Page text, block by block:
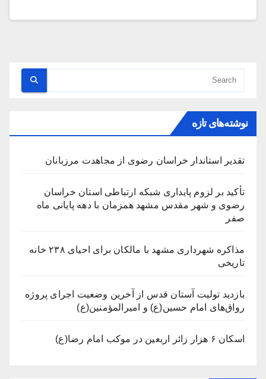
نوشته‌های تازه
تقدیر استاندار خراسان رضوی از مجاهدت مرزبانان
تأکید بر لزوم پایداری شبکه ارتباطی استان خراسان
رضوی و شهر مقدس مشهد همزمان با دهه پایانی ماه
صفر
مذاکره شهرداری مشهد با مالکان برای احیای ۲۳۸ خانه
تاریخی
بازدید تولیت آستان قدس از آخرین وضعیت اجرای پروژه
رواق‌های امام حسین(ع) و امیرالمؤمنین(ع)
اسکان ۶ هزار زائر اربعین در موکب امام رضا(ع)